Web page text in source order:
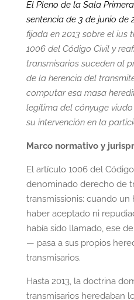
El Pleno de la Sala
sentencia de 3 de junio de
fijada en 2013 sobre el ius
1006 del Código Civil y
transmisarios suceden al
de la herencia del
computar esa masa
legítima del cónyuge
su intervención en la
Marco normativo y
El artículo 1006 del
denominado derecho de
transmissionis: cuando
haber aceptado ni
había sido llamado, ese
— pasa a sus propios
transmisarios.
Hasta 2013, la doctrina
transmisarios heredaban